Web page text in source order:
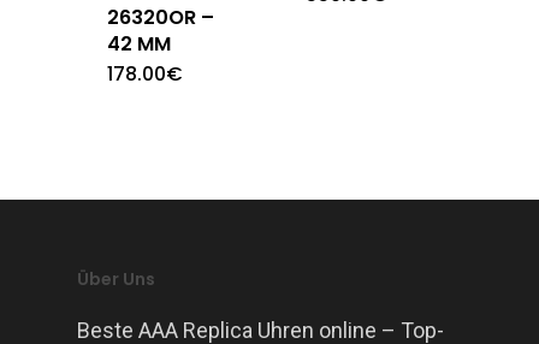
26320OR –
42 MM
178.00€
Über Uns
Beste AAA Replica Uhren online – Top-